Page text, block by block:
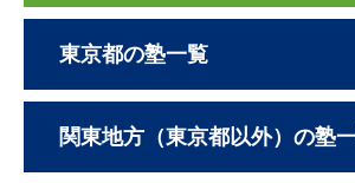
東京都の塾一覧
関東地方（東京都以外）の塾